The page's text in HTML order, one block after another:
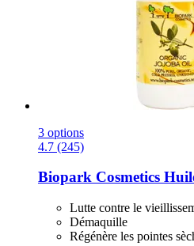
3 options
4.7 (245)
Biopark Cosmetics
Lutte contre le
Démaquille
Régénère les pointes